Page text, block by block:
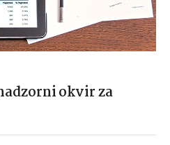
okvir za